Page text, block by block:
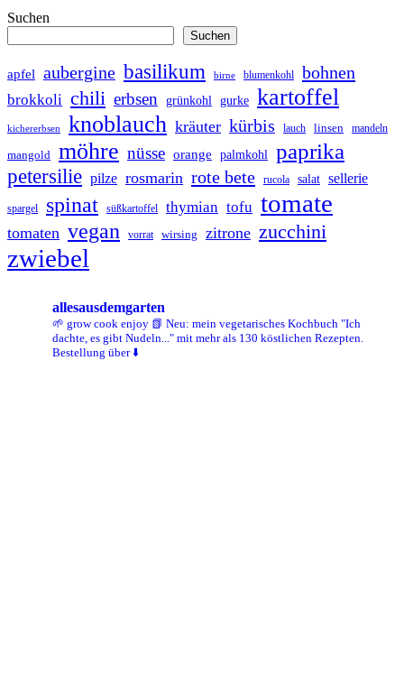
Suchen
Suchen
apfel aubergine basilikum birne blumenkohl bohnen
brokkoli chili erbsen grünkohl gurke kartoffel
kichererbsen knoblauch kräuter kürbis lauch linsen mandeln
mangold möhre nüsse orange palmkohl paprika
petersilie pilze rosmarin rote bete rucola salat sellerie
spargel spinat süßkartoffel thymian tofu tomate
tomaten vegan vorrat wirsing zitrone zucchini
zwiebel
allesausdemgarten
🌱 grow cook enjoy 📗 Neu: mein vegetarisches Kochbuch "Ich
dachte, es gibt Nudeln..." mit mehr als 130 köstlichen Rezepten.
Bestellung über ⬇️